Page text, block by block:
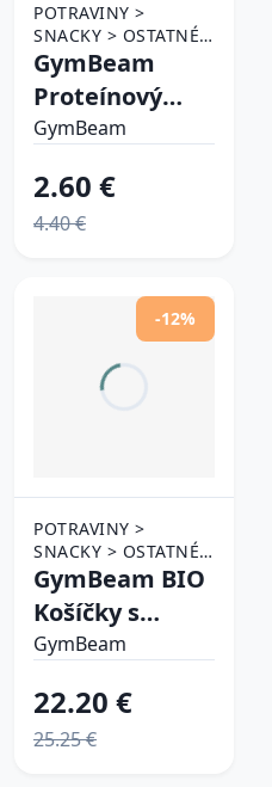
POTRAVINY >
SNACKY > OSTATNÉ
SNACKY
GymBeam
Proteínový
croissant s
náplňou kakao
GymBeam
2.60 €
4.40 €
-12%
POTRAVINY >
SNACKY > OSTATNÉ
SNACKY
GymBeam BIO
Košíčky s
arašidovým
GymBeam
22.20 €
25.25 €